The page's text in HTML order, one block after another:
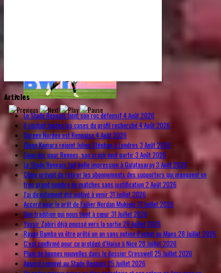
© FreeJoomla! 3 Modules- byVinaGecko.com
Articles
Le Stade Rennais tient son roc défensif 4 Août 2026
Il cochait toutes les cases du profil recherché 4 Août 2026
Doreen Norden est Rennaise4 Août 2026
Glenn Kamara rejoint Julien Stéphan à Londres 3 Août 2026
Coup dur pour Rennes, son crack veut partir3 Août 2026
Le Stade Rennais fait belle impression à Galatasaray3 Août 2026
Côme prévoit de retirer les abonnements des supporters qui manquent un
trop grand nombre de matches sans justification 2 Août 2026
J'ai directement été motivé à venir31 Juillet 2026
Accord pour le prêt de l'ailier Nordan Mukiele 31 Juillet 2026
Une tradition qui nous tient à cœur31 Juillet 2026
Yassir Zabiri déjà poussé vers la sortie 29 Juillet 2026
Rayan Bamba va être prêté un an sans option d'achat au Mans 28 Juillet 2026
C’est confirmé pour ce protégé d’Haise à Nice28 Juillet 2026
Pluie de bonnes nouvelles dans le dossier Cresswell25 Juillet 2026
Aguerd renvoyé au Stade Rennais 25 Juillet 2026